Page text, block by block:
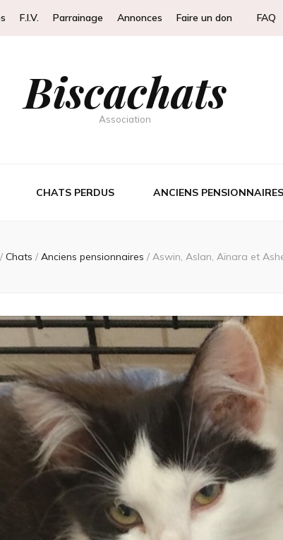
F.I.V. Parrainage Annonces Faire un don FAQ
Biscachats
Association
CHATS PERDUS ANCIENS PENSIONNAIRES
/ Chats / Anciens pensionnaires / Aswin, Aslan, Aïnara et